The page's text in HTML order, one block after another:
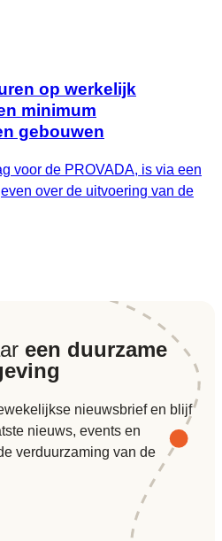
op werkelijk
minimum
gebouwen
voor de PROVADA, is via een
over de uitvoering van de
een duurzame
nieuwsbrief en blijf
nieuws, events en
verduurzaming van de